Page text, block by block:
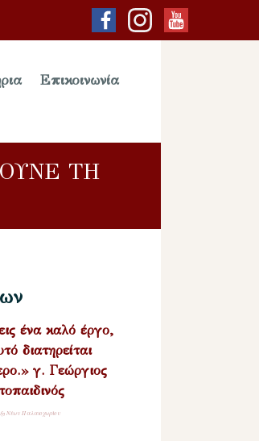
Επικοινωνία
ΤΗ
ένα καλό έργο,
διατηρείται
γ. Γεώργιος
Νέων Παλαιοχωρίου